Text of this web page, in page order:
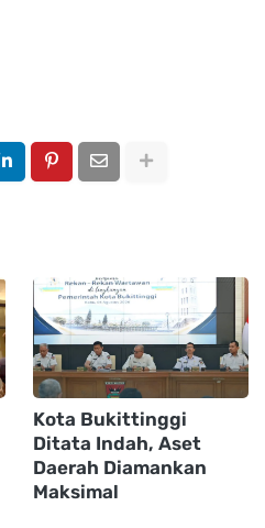
Kota Bukittinggi
Ditata Indah, Aset
Daerah Diamankan
Maksimal